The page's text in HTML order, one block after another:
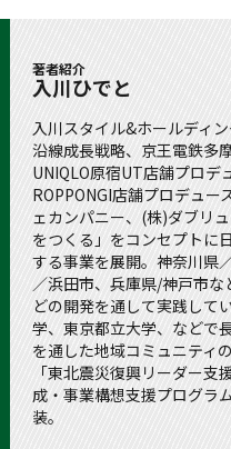
著者紹介
入川ひでと
入川スタイル&ホールディ
沿線成長戦略、京王電鉄多
UNIQLO原宿UT店舗プロデ
ROPPONGI店舗プロデュー
ェカンパニー、(株)ダブリ
をつくる」をコンセプトに
する事業を展開。神奈川県
／浜田市、兵庫県/神戸市
どの開発を通して実践して
学、東京都立大学、などで
を通した地域コミュニティ
「東北震災復興リーダー
成・事業構想支援プログラ
装。